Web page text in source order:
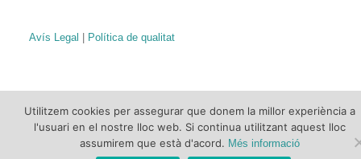
Avís Legal Política de qualitat
Utilitzem cookies per assegurar que donem la millor experiència a
l'usuari en el nostre lloc web. Si continua utilitzant aquest lloc
assumirem que està d'acord. Més informació